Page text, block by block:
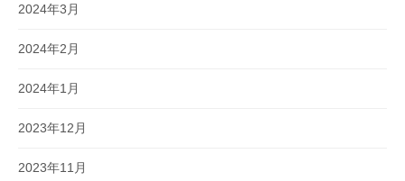
2024年3月
2024年2月
2024年1月
2023年12月
2023年11月